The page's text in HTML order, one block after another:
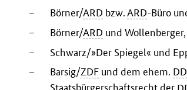
–
Börner/ARD bzw.ARD-Büro
–
Börner/ARD und
–
Schwarz/»Der Spiegel« und
–
Barsig/ZDF und dem ehem.